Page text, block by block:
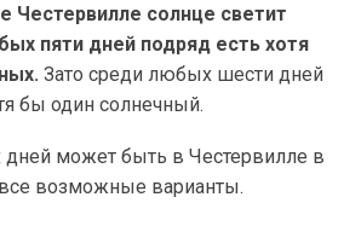
Честервилле солнце светит
пяти дней подряд есть хотя
Зато среди любых шести дней
бы один солнечный.
может быть в Честервилле в
возможные варианты.